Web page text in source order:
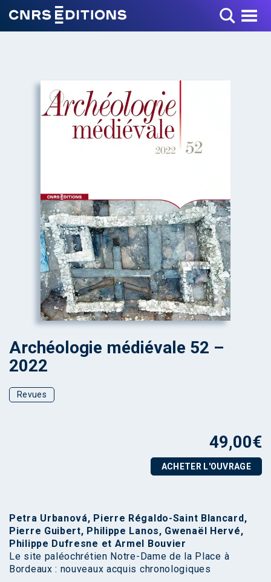
Toggle Menu
+
Archéologie médiévale 52 –
2022
Revues
49,00€
ACHETER L'OUVRAGE
Petra Urbanová, Pierre Régaldo-Saint Blancard,
Pierre Guibert, Philippe Lanos, Gwenaël Hervé,
Philippe Dufresne et Armel Bouvier
Le site paléochrétien Notre-Dame de la Place à
Bordeaux : nouveaux acquis chronologiques